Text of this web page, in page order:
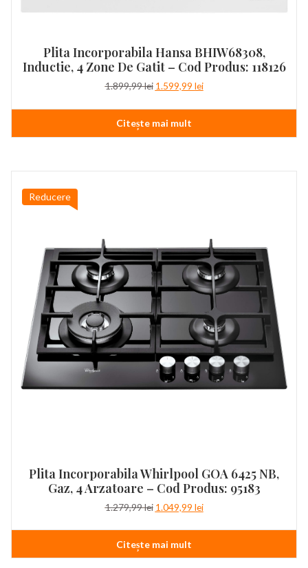
Plita Incorporabila Hansa BHIW68308,
Inductie, 4 Zone De Gatit – Cod Produs: 118126
1.899,99lei Prețul
a
fost:
1.899,99 lei.
1.599,99 leiPrețul
este:
Citește mai mult
Reducere
Plita Incorporabila Whirlpool GOA 6425 NB,
Gaz, 4 Arzatoare – Cod Produs: 95183
1.279,99lei Prețul
a
fost:
1.279,99 lei.
1.049,99 leiPrețul
este:
Citește mai mult